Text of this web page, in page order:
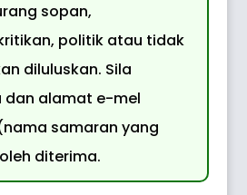
sopan,
politik atau tidak
diluluskan. Sila
dan alamat e-mel
samaran yang
diterima.